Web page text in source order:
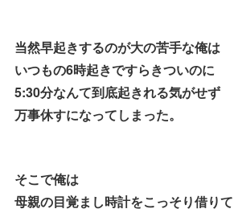
当然早起きするのが大の苦手な俺は
いつもの6時起きですらきついのに
5:30分なんて到底起きれる気がせず
万事休すになってしまった。
そこで俺は
母親の目覚まし時計をこっそり借りて